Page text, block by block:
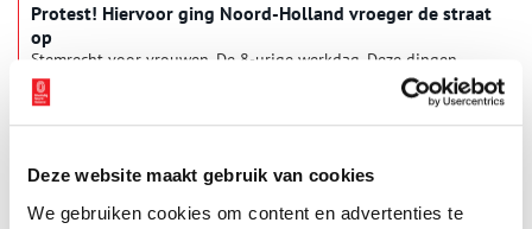
Deze website maakt gebruik van cookies
We gebruiken cookies om content en advertenties te
Protest! Hiervoor ging Noord-Holland vroeger de straat
op
Stemrecht voor vrouwen. De 8-urige werkdag. Deze dingen
werden mede mogelijk gemaakt doordat grote groepen
mensen op de been kwamen. Sommige protesten veranderden
de wereld, anderen haalden maar een klein beetje uit. Toch
ons demonstratierecht.